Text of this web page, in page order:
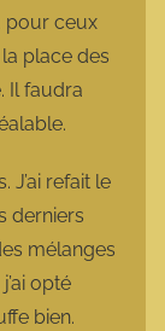
pour ceux
place des
Il faudra
J’ai refait le
derniers
mélanges
opté
bien.